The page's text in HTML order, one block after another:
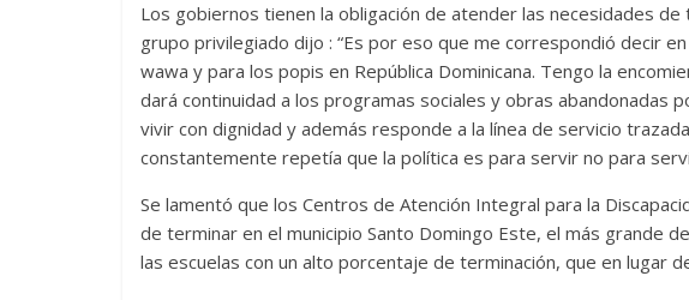
Los gobiernos tienen la obligación de atender las necesidades
grupo privilegiado dijo : “Es por eso que me correspondió decir
wawa y para los popis en República Dominicana. Tengo la
dará continuidad a los programas sociales y obras abandonadas
vivir con dignidad y además responde a la línea de servicio
constantemente repetía que la política es para servir no para
Se lamentó que los Centros de Atención Integral para la
de terminar en el municipio Santo Domingo Este, el más grande
las escuelas con un alto porcentaje de terminación, que en lugar